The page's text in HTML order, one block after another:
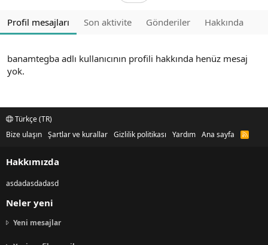
Profil mesajları Son aktivite Gönderiler Hakkında
banamtegba adlı kullanıcının profili hakkında henüz mesaj
yok.
Türkçe (TR)
Bize ulaşın Şartlar ve kurallar Gizlilik politikası Yardım Ana sayfa
R
Hakkımızda
asdadasdadasd
Neler yeni
Yeni mesajlar